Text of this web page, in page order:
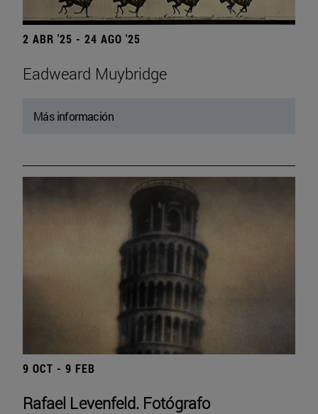
2 ABR '25 - 24 AGO '25
Eadweard Muybridge
Más información
9 OCT - 9 FEB
Rafael Levenfeld. Fotógrafo